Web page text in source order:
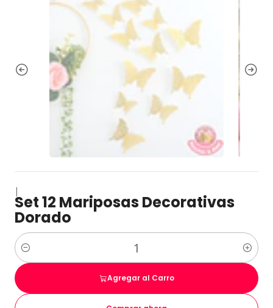
|
Set 12 Mariposas Decorativas
Dorado
Cantidad
Agregar al Carro